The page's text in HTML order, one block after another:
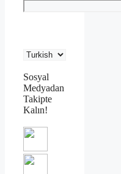
Sosyal
Medyadan
Takipte
Kalın!